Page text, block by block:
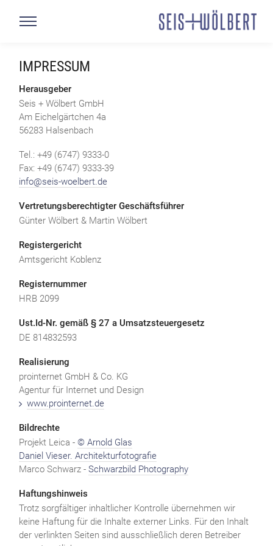
IMPRESSUM
Herausgeber
Seis + Wölbert GmbH
Am Eichelgärtchen 4a
56283 Halsenbach
Tel.: +49 (6747) 9333-0
Fax: +49 (6747) 9333-39
info@seis-woelbert.de
Vertretungsberechtigter Geschäftsführer
Günter Wölbert & Martin Wölbert
Registergericht
Amtsgericht Koblenz
Registernummer
HRB 2099
Ust.Id-Nr. gemäß § 27 a Umsatzsteuergesetz
DE 814832593
Realisierung
prointernet GmbH & Co. KG
Agentur für Internet und Design
www.prointernet.de
Bildrechte
Projekt Leica -© Arnold Glas
Daniel Vieser. Architekturfotografie
Marco Schwarz -Schwarzbild Photography
Haftungshinweis
Trotz sorgfältiger inhaltlicher Kontrolle übernehmen wir
keine Haftung für die Inhalte externer Links. Für den Inhalt
der verlinkten Seiten sind ausschließlich deren Betreiber